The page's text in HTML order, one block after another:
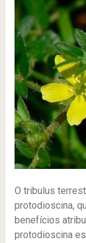
O tribulus
protodioscina,
benefícios
protodioscina